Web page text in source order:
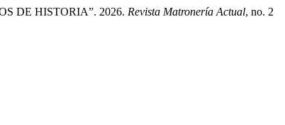
DE HISTORIA”. 2026. Revista Matronería Actual, no. 2